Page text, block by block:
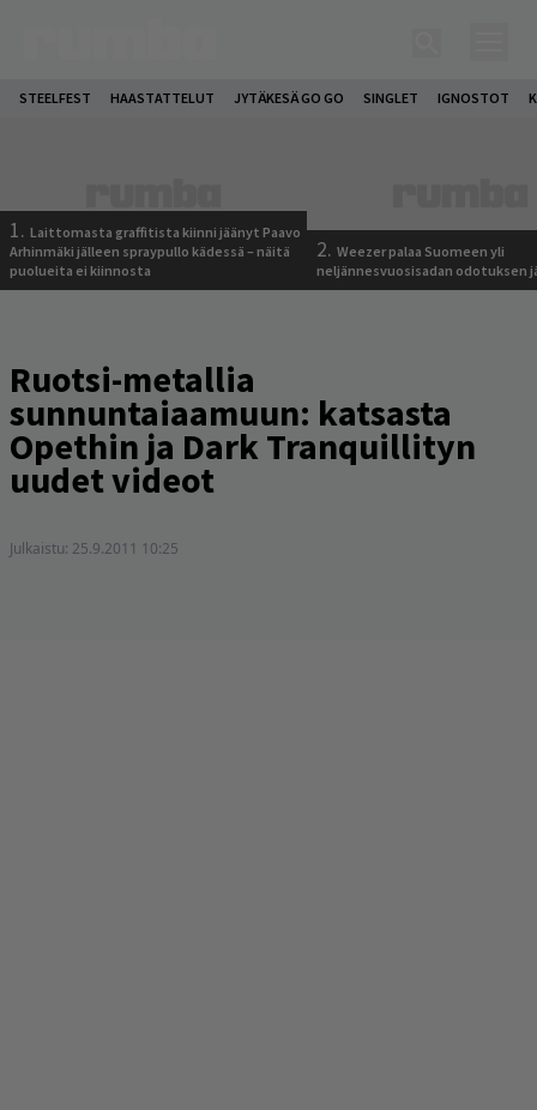
STEELFEST HAASTATTELUT JYTÄKESÄ GO GO SINGLET IGNOSTOT
1. Laittomasta graffitista kiinni jäänyt Paavo
Arhinmäki jälleen spraypullo kädessä – näitä
puolueita ei kiinnosta
2. Weezer palaa Suomeen yli
neljännesvuosisadan odotuksen
Ruotsi-metallia
sunnuntaiaamuun: katsasta
Opethin ja Dark Tranquillityn
uudet videot
Julkaistu: 25.9.2011 10:25